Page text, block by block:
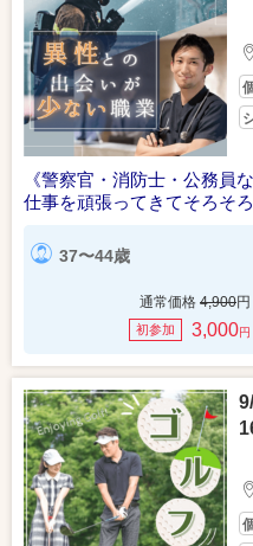
《警察官・消防士・公務員
仕事を頑張ってきてそろそ
37〜44歳
通常価格 4,900円
初参加 3,000円